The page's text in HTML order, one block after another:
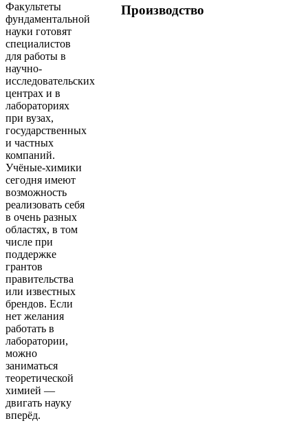
Факультеты
фундаментальной
науки готовят
специалистов
для работы в
научно-
исследовательских
центрах и в
лабораториях
при вузах,
государственных
и частных
компаний.
Учёные-химики
сегодня имеют
возможность
реализовать себя
в очень разных
областях, в том
числе при
поддержке
грантов
правительства
или известных
брендов. Если
нет желания
работать в
лаборатории,
можно
заниматься
теоретической
химией —
двигать науку
вперёд.
Производство